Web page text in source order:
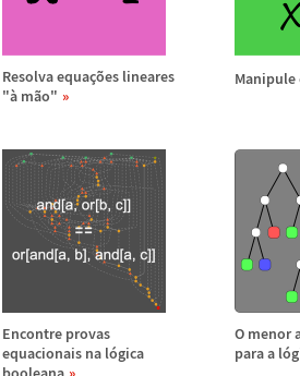
Resolva equações lineares
"à mão"
Manipule
Encontre provas
equacionais na lógica
O menor
para a ló